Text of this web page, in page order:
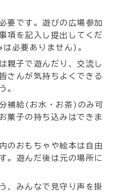
要です。遊びの広場参加
項を記入し提出してくだ
必要ありません)。
親子で遊んだり、交流し
さんが気持ちよくできる
。
補給(お水・お茶)のみ可
菓子の持ち込みはできま
のおもちゃや絵本は自由
。遊んだ後は元の場所に
、みんなで見守り声を掛